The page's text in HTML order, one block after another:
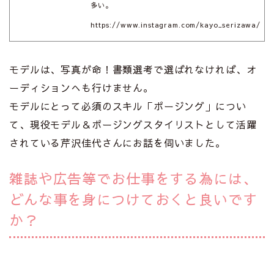
多い。
https://www.instagram.com/kayo_serizawa/
モデルは、写真が命！書類選考で選ばれなければ、オ
ーディションへも行けません。
モデルにとって必須のスキル「ポージング」につい
て、現役モデル＆ポージングスタイリストとして活躍
されている芹沢佳代さんにお話を伺いました。
雑誌や広告等でお仕事をする為には、
どんな事を身につけておくと良いです
か？